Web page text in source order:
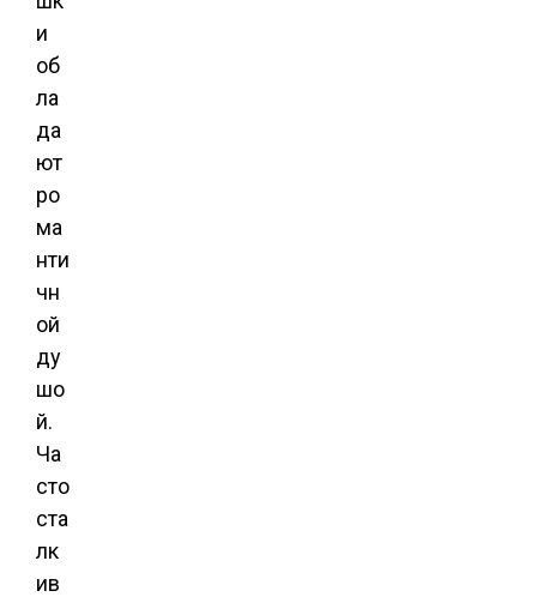
и
об
ла
да
ют
ро
ма
нти
чн
ой
ду
шо
й.
Ча
сто
ста
лк
ив